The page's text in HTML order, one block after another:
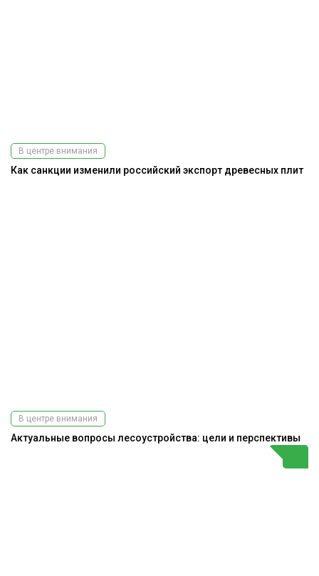
В центре внимания
Как санкции изменили российский экспорт древесных плит
В центре внимания
Актуальные вопросы лесоустройства: цели и перспективы